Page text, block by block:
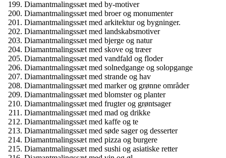
Diamantmalingssæt med by-motiver
Diamantmalingssæt med broer og monumenter
Diamantmalingssæt med arkitektur og bygninger.
Diamantmalingssæt med landskabsmotiver
Diamantmalingssæt med bjerge og natur
Diamantmalingssæt med skove og træer
Diamantmalingssæt med vandfald og floder
Diamantmalingssæt med solnedgange og solopgange
Diamantmalingssæt med strande og hav
Diamantmalingssæt med marker og grønne områder
Diamantmalingssæt med blomster og planter
Diamantmalingssæt med frugter og grøntsager
Diamantmalingssæt med mad og drikke
Diamantmalingssæt med kaffe og te
Diamantmalingssæt med søde sager og desserter
Diamantmalingssæt med pizza og burgere
Diamantmalingssæt med sushi og asiatiske retter